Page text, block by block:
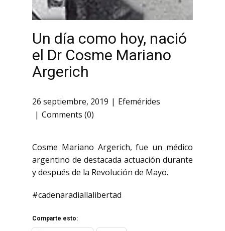
Un día como hoy, nació
el Dr Cosme Mariano
Argerich
26 septiembre, 2019
Efemérides
Comments (0)
Cosme Mariano Argerich, fue un médico
argentino de destacada actuación durante
y después de la Revolución de Mayo.
#cadenaradiallalibertad
Comparte esto: